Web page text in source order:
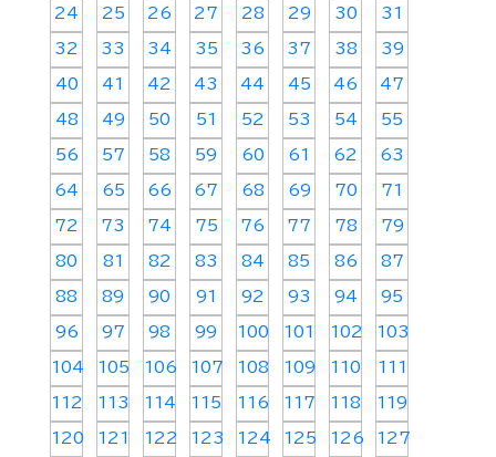
24 25 26 27 28 29 30 31
32 33 34 35 36 37 38 39
40 41 42 43 44 45 46 47
48 49 50 51 52 53 54 55
56 57 58 59 60 61 62 63
64 65 66 67 68 69 70 71
72 73 74 75 76 77 78 79
80 81 82 83 84 85 86 87
88 89 90 91 92 93 94 95
96 97 98 99 100 101 102 103
104 105 106 107 108 109 110 111
112 113 114 115 116 117 118 119
120 121 122 123 124 125 126 127